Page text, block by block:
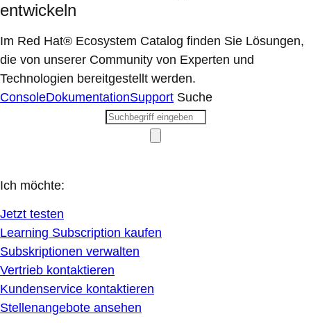
entwickeln
Im Red Hat® Ecosystem Catalog finden Sie Lösungen,
die von unserer Community von Experten und
Technologien bereitgestellt werden.
ConsoleDokumentationSupport Suche
Ich möchte:
Jetzt testen
Learning Subscription kaufen
Subskriptionen verwalten
Vertrieb kontaktieren
Kundenservice kontaktieren
Stellenangebote ansehen